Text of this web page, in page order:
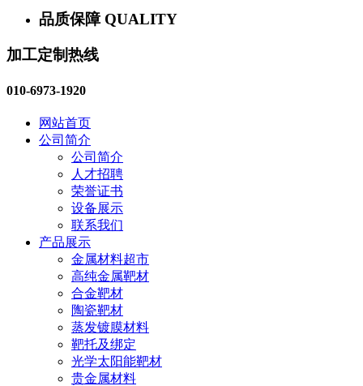
品质保障 QUALITY
加工定制热线
010-6973-1920
网站首页
公司简介
公司简介
人才招聘
荣誉证书
设备展示
联系我们
产品展示
金属材料超市
高纯金属靶材
合金靶材
陶瓷靶材
蒸发镀膜材料
靶托及绑定
光学太阳能靶材
贵金属材料